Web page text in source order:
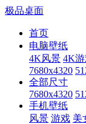
极品桌面
首页
电脑壁纸
4K风景 4K
7680x4320
全部尺寸
7680x4320
手机壁纸
风景 游戏 美